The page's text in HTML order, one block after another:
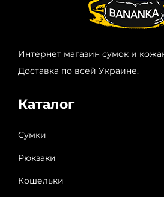
Интернет магазин сумок и
Доставка по всей Украине.
Каталог
Сумки
Рюкзаки
Кошельки